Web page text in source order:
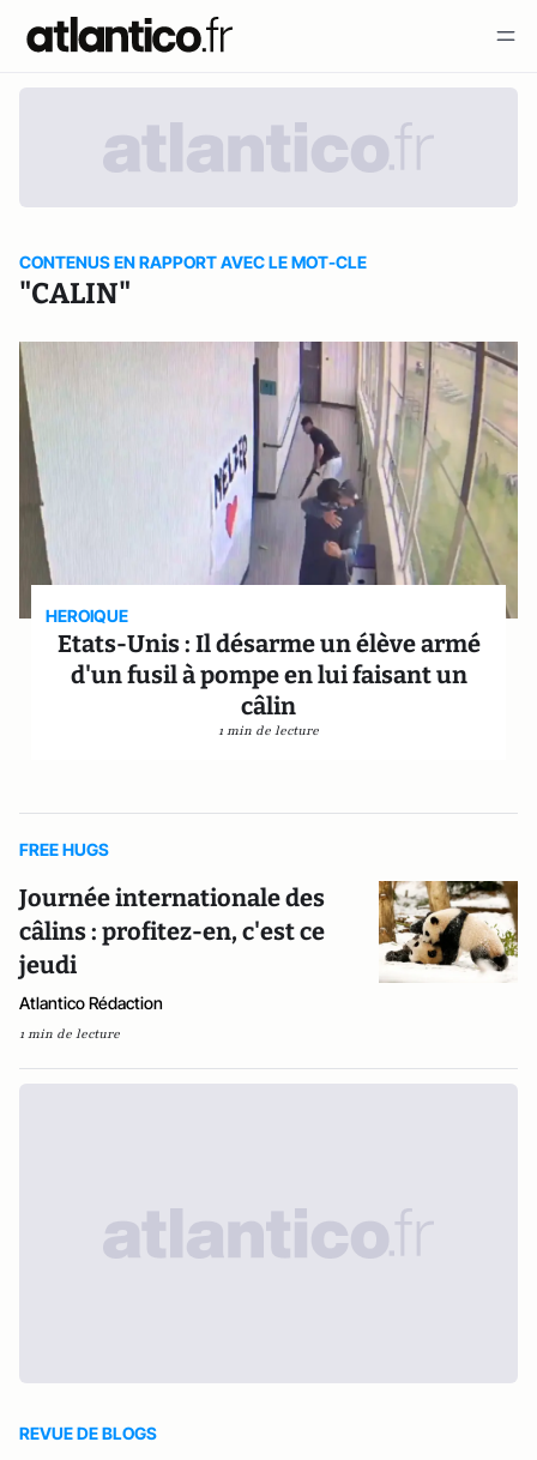
CONTENUS EN RAPPORT AVEC LE MOT-CLE
"CALIN"
HEROIQUE
Etats-Unis : Il désarme un élève armé
d'un fusil à pompe en lui faisant un
câlin
1 min de lecture
FREE HUGS
Journée internationale des
câlins : profitez-en, c'est ce
jeudi
Atlantico Rédaction
1 min de lecture
REVUE DE BLOGS